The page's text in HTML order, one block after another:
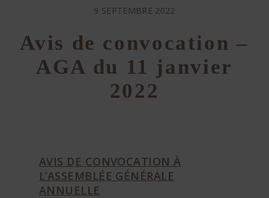
9 SEPTEMBRE 2022
Avis de convocation –
AGA du 11 janvier
2022
AVIS DE CONVOCATION À
L’ASSEMBLÉE GÉNÉRALE
ANNUELLE